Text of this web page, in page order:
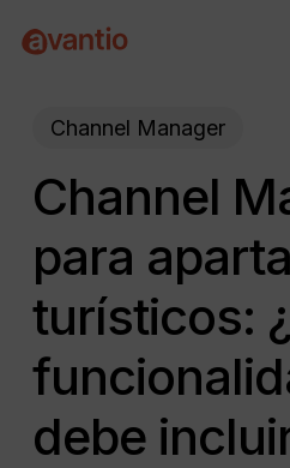
Channel Manager
Channel
para
turísticos:
debe